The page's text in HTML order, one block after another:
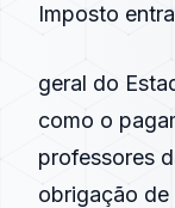
Imposto
geral do
como o
professores
obrigação de